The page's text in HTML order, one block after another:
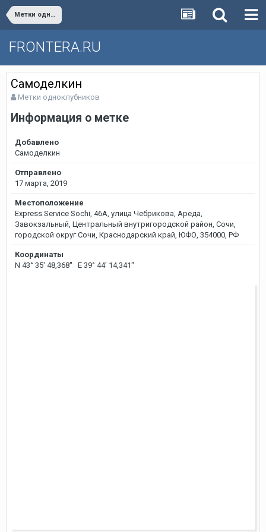
Метки одноклубников
FRONTERA.RU
Самоделкин
Метки одноклубников
Информация о метке
Добавлено
Самоделкин
Отправлено
17 марта, 2019
Местоположение
Express Service Sochi, 46А, улица Чебрикова, Ареда,
Завокзальный, Центральный внутригородской район, Сочи,
городской округ Сочи, Краснодарский край, ЮФО, 354000, РФ
Координаты
N 43° 35' 48,368'' E 39° 44' 14,341''